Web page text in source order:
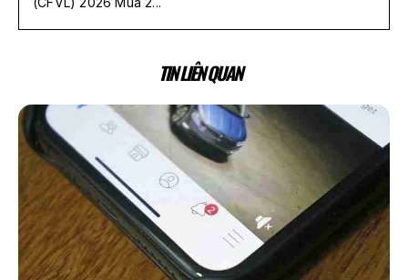
TIN LIÊN QUAN